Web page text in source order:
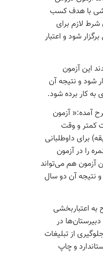
با هدف کسب
لازم برای
شود و اعتبار
این آزمون
شود و نتیجه‌ آن
کار برده شود.
آمده:« آزمون
کمتر و وقت
برای داوطلبانی
را در آزمون
آزمون هم می‌تواند
و نتیجه آن دو سال
اعتباربخشی
در
از تبلیغات
و چاپ